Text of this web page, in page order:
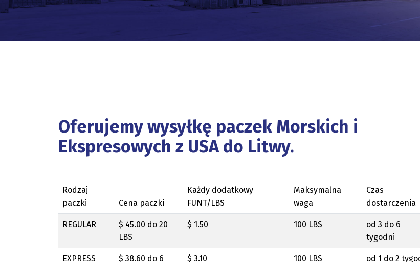
Oferujemy wysyłkę paczek Morskich i
Ekspresowych z USA do Litwy.
Rodzaj
paczki
Cena paczki
Każdy dodatkowy
FUNT/LBS
Maksymalna
waga
Czas
dostarczenia
REGULAR
$ 45.00 do 20
LBS
$ 1.50 100 LBS
od 3 do 6
tygodni
EXPRESS
$ 38.60 do 6
$ 3.10 100 LBS od 1 do 2